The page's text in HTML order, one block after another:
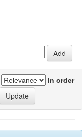
In order